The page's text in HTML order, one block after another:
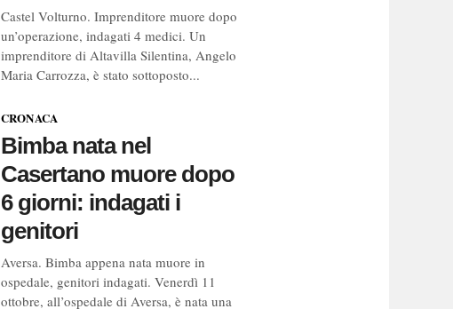
Castel Volturno. Imprenditore muore dopo
un’operazione, indagati 4 medici. Un
imprenditore di Altavilla Silentina, Angelo
Maria Carrozza, è stato sottoposto...
CRONACA
Bimba nata nel
Casertano muore dopo
6 giorni: indagati i
genitori
Aversa. Bimba appena nata muore in
ospedale, genitori indagati. Venerdì 11
ottobre, all’ospedale di Aversa, è nata una